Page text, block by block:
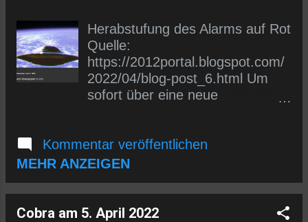
Herabstufung des Alarms auf Rot
Quelle:
https://2012portal.blogspot.com/
2022/04/blog-post_6.html Um
sofort über eine neue
in den E-Mail-Verteiler (siehe
links) eintragen oder uns auf
https://t.me/wlmmgermancobrap
osts
Kommentar veröffentlichen
MEHR ANZEIGEN
Cobra am 5. April 2022